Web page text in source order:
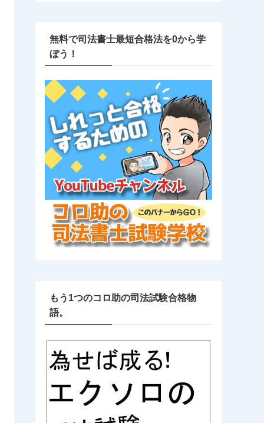
無料で司法書士最短合格法を0から学
ぼう！
もう1つのコロ助の司法試験合格物
語。